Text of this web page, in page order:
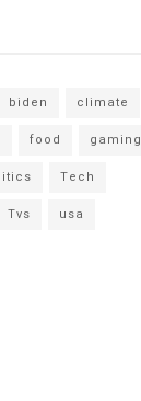
biden
climate
food
gaming
Tech
Tvs
usa